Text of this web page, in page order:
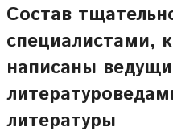
Состав
специалистами,
написаны
литературы